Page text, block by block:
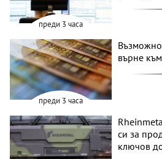
преди 3 часа
преди 3 часа
върне
си за
ключов